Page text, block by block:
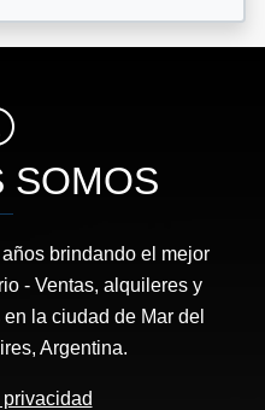
SOMOS
brindando el mejor
- Ventas, alquileres y
la ciudad de Mar del
Argentina.